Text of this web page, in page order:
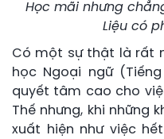
Học mãi nhưng
Liệu có
Có một sự thật là rất
học Ngoại ngữ
quyết tâm cao cho
Thế nhưng, khi những
xuất hiện như việc